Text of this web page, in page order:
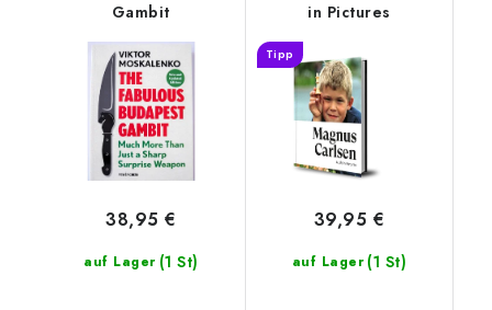
Gambit
auf Lager (1 St)
38,95 €
in Pictures
Tipp
auf Lager (1 St)
39,95 €